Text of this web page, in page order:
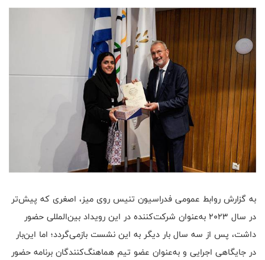
به گزارش روابط عمومی فدراسیون تنیس روی میز، اصغری که پیش‌تر
در سال ۲۰۲۳ به‌عنوان شرکت‌کننده در این رویداد بین‌المللی حضور
داشت، پس از سه سال بار دیگر به این نشست بازمی‌گردد؛ اما این‌بار
در جایگاهی اجرایی و به‌عنوان عضو تیم هماهنگ‌کنندگان برنامه حضور